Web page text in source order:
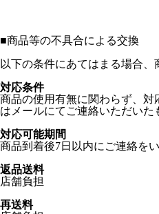
■商品等の不具合による交換
以下の条件にあてはまる場合、
対応条件
商品の使用有無に関わらず、対
はメールにてご連絡いただいた
対応可能期間
商品到着後7日以内にご連絡を
返品送料
店舗負担
再送料